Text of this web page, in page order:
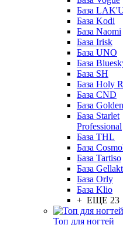
База
База Kodi
База Naomi
База Irisk
База UNO
База
База SH
База Holy
База CND
База
База Starlet
Professional
База THL
База
База Tartiso
База
База Orly
База Klio
+ ЕЩЕ 23
Топ для ногтей